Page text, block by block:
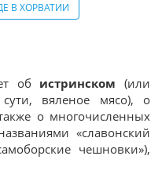
В ХОРВАТИИ
об истринском (или
вяленое мясо), о
о многочисленных
«славонский
чешновки»),